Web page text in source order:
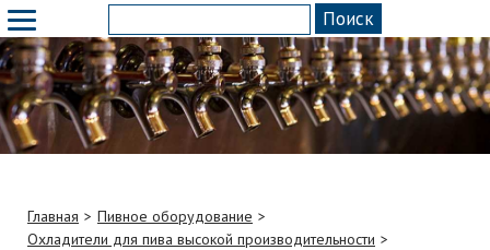
Главная
Пивное оборудование
Охладители для пива высокой производительности